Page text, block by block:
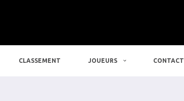
CLASSEMENT JOUEURS CONTACT